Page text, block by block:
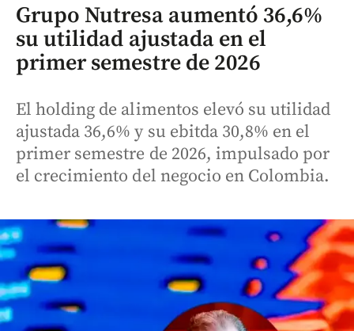
Grupo Nutresa aumentó 36,6%
su utilidad ajustada en el
primer semestre de 2026
El holding de alimentos elevó su utilidad
ajustada 36,6% y su ebitda 30,8% en el
primer semestre de 2026, impulsado por
el crecimiento del negocio en Colombia.